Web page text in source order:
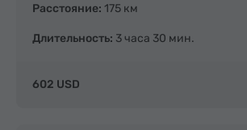
Расстояние: 175 км
Длительность: 3 часа 30 мин.
602 USD